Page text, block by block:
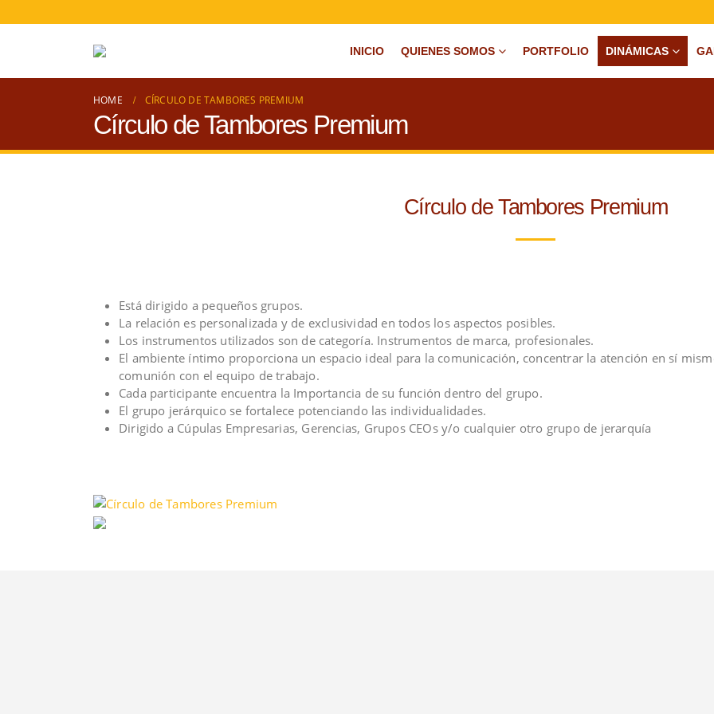
INICIO QUIENES SOMOS PORTFOLIO DINÁMICAS
HOME CÍRCULO DE TAMBORES PREMIUM
Círculo de Tambores Premium
Círculo de Tambores Premium
Está dirigido a pequeños grupos.
La relación es personalizada y de exclusividad en todos los aspectos posibles.
Los instrumentos utilizados son de categoría. Instrumentos de marca, profesionales.
El ambiente íntimo proporciona un espacio ideal para la comunicación, concentrar la atención en sí
comunión con el equipo de trabajo.
Cada participante encuentra la Importancia de su función dentro del grupo.
El grupo jerárquico se fortalece potenciando las individualidades.
Dirigido a Cúpulas Empresarias, Gerencias, Grupos CEOs y/o cualquier otro grupo de jerarquía